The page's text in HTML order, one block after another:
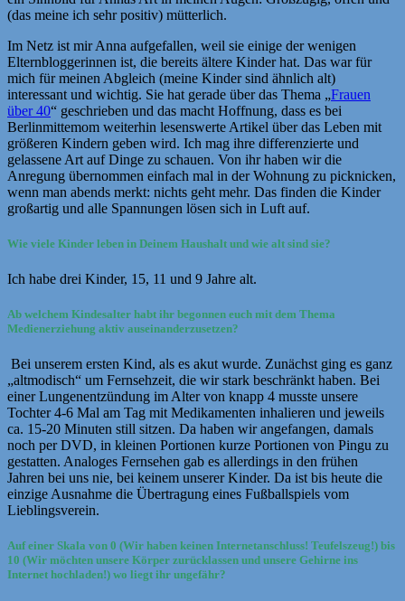
(das meine ich sehr positiv) mütterlich.
Im Netz ist mir Anna aufgefallen, weil sie einige der wenigen
Elternbloggerinnen ist, die bereits ältere Kinder hat. Das war für
mich für meinen Abgleich (meine Kinder sind ähnlich alt)
interessant und wichtig. Sie hat gerade über das Thema „Frauen
über 40“ geschrieben und das macht Hoffnung, dass es bei
Berlinmittemom weiterhin lesenswerte Artikel über das Leben mit
größeren Kindern geben wird. Ich mag ihre differenzierte und
gelassene Art auf Dinge zu schauen. Von ihr haben wir die
Anregung übernommen einfach mal in der Wohnung zu picknicken,
wenn man abends merkt: nichts geht mehr. Das finden die Kinder
großartig und alle Spannungen lösen sich in Luft auf.
Wie viele Kinder leben in Deinem Haushalt und wie alt sind sie?
Ich habe drei Kinder, 15, 11 und 9 Jahre alt.
Ab welchem Kindesalter habt ihr begonnen euch mit dem Thema
Medienerziehung aktiv auseinanderzusetzen?
Bei unserem ersten Kind, als es akut wurde. Zunächst ging es ganz
„altmodisch“ um Fernsehzeit, die wir stark beschränkt haben. Bei
einer Lungenentzündung im Alter von knapp 4 musste unsere
Tochter 4-6 Mal am Tag mit Medikamenten inhalieren und jeweils
ca. 15-20 Minuten still sitzen. Da haben wir angefangen, damals
noch per DVD, in kleinen Portionen kurze Portionen von Pingu zu
gestatten. Analoges Fernsehen gab es allerdings in den frühen
Jahren bei uns nie, bei keinem unserer Kinder. Da ist bis heute die
einzige Ausnahme die Übertragung eines Fußballspiels vom
Lieblingsverein.
Auf einer Skala von 0 (Wir haben keinen Internetanschluss! Teufelszeug!) bis
10 (Wir möchten unsere Körper zurücklassen und unsere Gehirne ins
Internet hochladen!) wo liegt ihr ungefähr?